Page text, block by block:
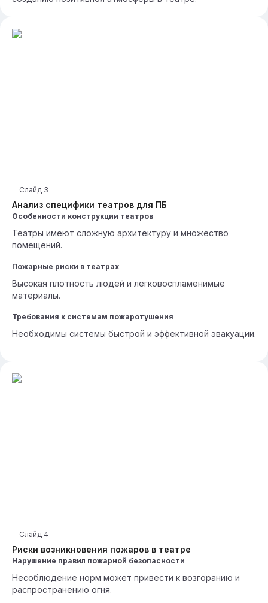
Анализ специфики театров для ПБ
Слайд 3
Особенности конструкции театров
Театры имеют сложную архитектуру и множество
помещений.
Пожарные риски в театрах
Высокая плотность людей и легковоспламенимые
материалы.
Требования к системам пожаротушения
Необходимы системы быстрой и эффективной эвакуации.
Риски возникновения пожаров в театре
Слайд 4
Нарушение правил пожарной безопасности
Несоблюдение норм может привести к возгоранию и
распространению огня.